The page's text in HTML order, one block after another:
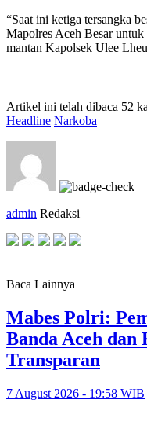
“Saat ini ketiga tersangka
Mapolres Aceh Besar
mantan Kapolsek Ulee
Artikel ini telah dibaca 52
Headline Narkoba
admin Redaksi
Baca Lainnya
Mabes Polri:
Banda Aceh dan
Transparan
7 August 2026 - 19:58 WIB